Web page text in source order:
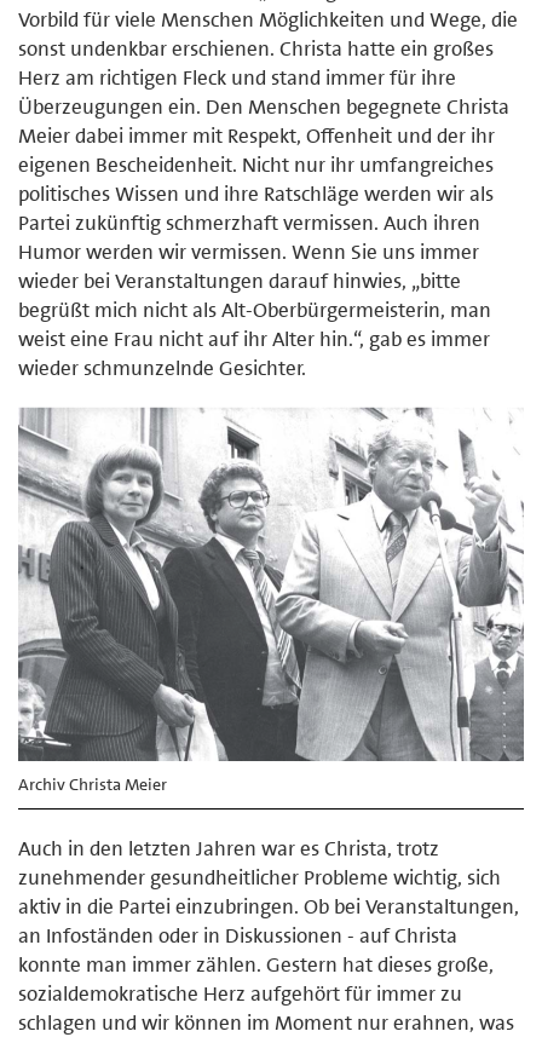
Vorbild für viele Menschen Möglichkeiten und Wege, die
sonst undenkbar erschienen. Christa hatte ein großes
Herz am richtigen Fleck und stand immer für ihre
Überzeugungen ein. Den Menschen begegnete Christa
Meier dabei immer mit Respekt, Offenheit und der ihr
eigenen Bescheidenheit. Nicht nur ihr umfangreiches
politisches Wissen und ihre Ratschläge werden wir als
Partei zukünftig schmerzhaft vermissen. Auch ihren
Humor werden wir vermissen. Wenn Sie uns immer
wieder bei Veranstaltungen darauf hinwies, „bitte
begrüßt mich nicht als Alt-Oberbürgermeisterin, man
weist eine Frau nicht auf ihr Alter hin.“, gab es immer
wieder schmunzelnde Gesichter.
Archiv Christa Meier
Auch in den letzten Jahren war es Christa, trotz
zunehmender gesundheitlicher Probleme wichtig, sich
aktiv in die Partei einzubringen. Ob bei Veranstaltungen,
an Infoständen oder in Diskussionen - auf Christa
konnte man immer zählen. Gestern hat dieses große,
sozialdemokratische Herz aufgehört für immer zu
schlagen und wir können im Moment nur erahnen, was